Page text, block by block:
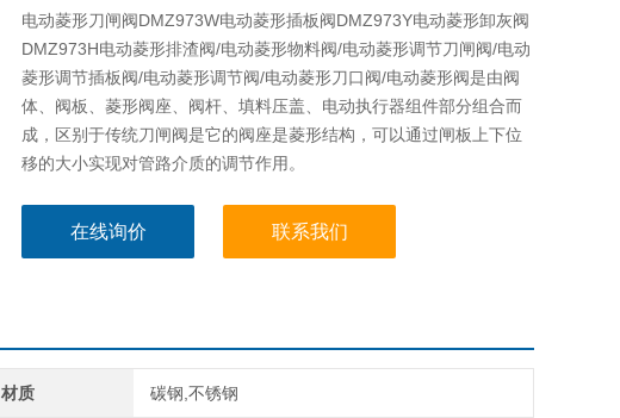
电动菱形刀闸阀DMZ973W电动菱形插板阀DMZ973Y电动菱形卸灰阀
DMZ973H电动菱形排渣阀/电动菱形物料阀/电动菱形调节刀闸阀/电动
菱形调节插板阀/电动菱形调节阀/电动菱形刀口阀/电动菱形阀是由阀
体、阀板、菱形阀座、阀杆、填料压盖、电动执行器组件部分组合而
成，区别于传统刀闸阀是它的阀座是菱形结构，可以通过闸板上下位
移的大小实现对管路介质的调节作用。
在线询价 联系我们
材质 碳钢,不锈钢